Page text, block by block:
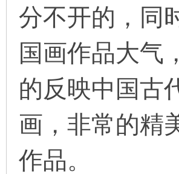
分不开的，同
国画作品大气
的反映中国古
画，非常的精
作品。